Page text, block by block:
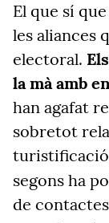
El que sí
les aliances
electoral.
la mà amb
han agafat
sobretot
turistificació
segons ha
de